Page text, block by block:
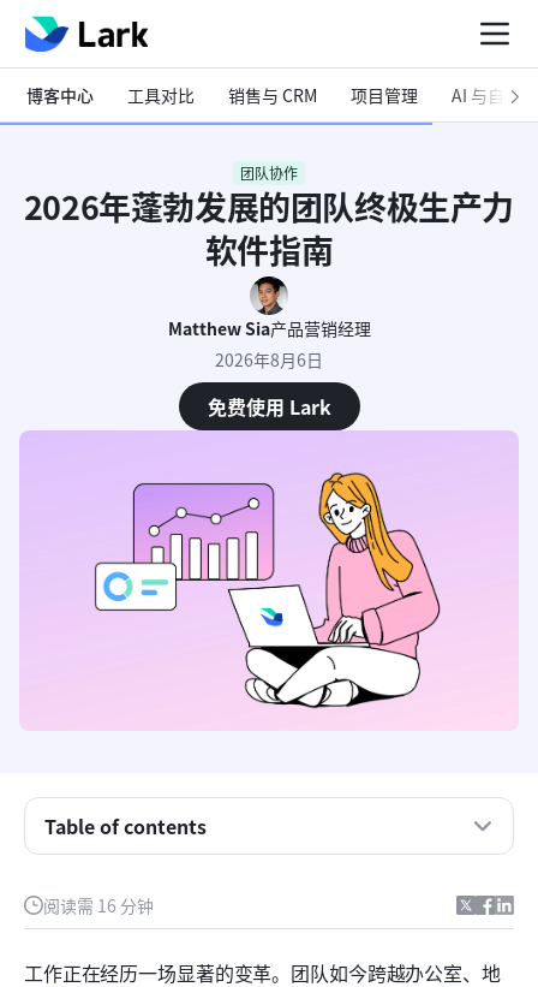
博客中心 工具对比 销售与 CRM 项目管理 AI 与自动化
团队协作
2026年蓬勃发展的团队终极生产力
软件指南
Matthew Sia产品营销经理
2026年8月6日
免费使用 Lark
阅读需 16 分钟
工作正在经历一场显著的变革。团队如今跨越办公室、地
Table of contents
释放高效能：使用团队生产力软件的主要优势